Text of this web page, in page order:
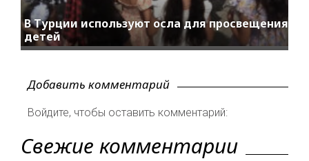
В Турции используют осла для просвещения
детей
Добавить комментарий
Войдите, чтобы оставить комментарий:
Свежие комментарии